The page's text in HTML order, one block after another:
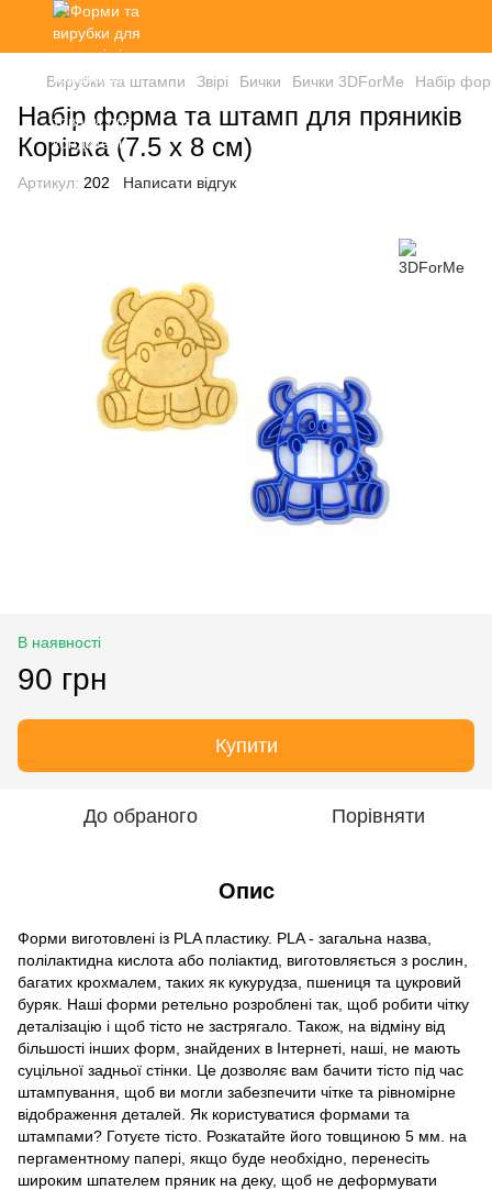
Вирубки та штампи Звірі Бички Бички 3DForMe Набір
Набір форма та штамп для пряників
Корівка (7.5 х 8 см)
Артикул: 202 Написати відгук
В наявності
90 грн
Купити
До обраного Порівняти
Опис
Форми виготовлені із PLA пластику. PLA - загальна назва,
полілактидна кислота або поліактид, виготовляється з рослин,
багатих крохмалем, таких як кукурудза, пшениця та цукровий
буряк. Наші форми ретельно розроблені так, щоб робити чітку
деталізацію і щоб тісто не застрягало. Також, на відміну від
більшості інших форм, знайдених в Інтернеті, наші, не мають
суцільної задньої стінки. Це дозволяє вам бачити тісто під час
штампування, щоб ви могли забезпечити чітке та рівномірне
відображення деталей. Як користуватися формами та
штампами? Готуєте тісто. Розкатайте його товщиною 5 мм. на
пергаментному папері, якщо буде необхідно, перенесіть
широким шпателем пряник на деку, щоб не деформувати